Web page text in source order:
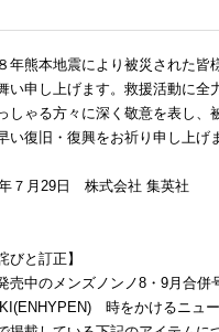
年熊本地震により被災された皆
い申し上げます。救援活動に全
しゃる方々に深く敬意を表し、
い復旧・復興をお祈り申し上げ
７月29日 株式会社 集英社
びと訂正】
売中のメンズノンノ8・9月合併
時をかけるニュ